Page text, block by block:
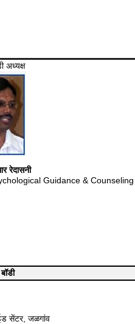
अध्यक्ष
रेदासनी
Guidance & Counseling
सेंटर, जळगांव